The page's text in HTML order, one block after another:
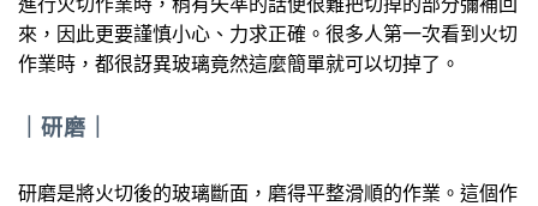
來，因此更要謹慎小心、力求正確。很多人第一次看到火切
作業時，都很訝異玻璃竟然這麼簡單就可以切掉了。
研磨
研磨是將火切後的玻璃斷面，磨得平整滑順的作業。這個作